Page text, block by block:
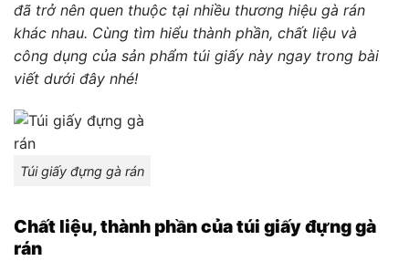
đã trở nên quen thuộc tại nhiều thương hiệu gà rán
khác nhau. Cùng tìm hiểu thành phần, chất liệu và
công dụng của sản phẩm túi giấy này ngay trong bài
viết dưới đây nhé!
Túi giấy đựng gà rán
Chất liệu, thành phần của túi giấy đựng gà
rán